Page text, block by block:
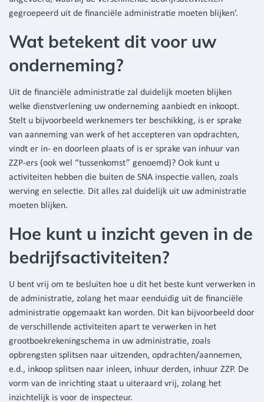
gegroepeerd uit de financiële administratie moeten blijken’.
Wat betekent dit voor uw
onderneming?
Uit de financiële administratie zal duidelijk moeten blijken
welke dienstverlening uw onderneming aanbiedt en inkoopt.
Stelt u bijvoorbeeld werknemers ter beschikking, is er sprake
van aanneming van werk of het accepteren van opdrachten,
vindt er in- en doorleen plaats of is er sprake van inhuur van
ZZP-ers (ook wel “tussenkomst” genoemd)? Ook kunt u
activiteiten hebben die buiten de SNA inspectie vallen, zoals
werving en selectie. Dit alles zal duidelijk uit uw administratie
moeten blijken.
Hoe kunt u inzicht geven in de
bedrijfsactiviteiten?
U bent vrij om te besluiten hoe u dit het beste kunt verwerken in
de administratie, zolang het maar eenduidig uit de financiële
administratie opgemaakt kan worden. Dit kan bijvoorbeeld door
de verschillende activiteiten apart te verwerken in het
grootboekrekeningschema in uw administratie, zoals
opbrengsten splitsen naar uitzenden, opdrachten/aannemen,
e.d., inkoop splitsen naar inleen, inhuur derden, inhuur ZZP. De
vorm van de inrichting staat u uiteraard vrij, zolang het
inzichtelijk is voor de inspecteur.